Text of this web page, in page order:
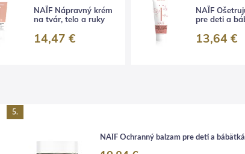
NAÏF Nápravný krém
na tvár, telo a ruky
14,47 €
NAÏF
pre deti a
13,64 €
5.
NAÏF Ochranný balzam pre deti a